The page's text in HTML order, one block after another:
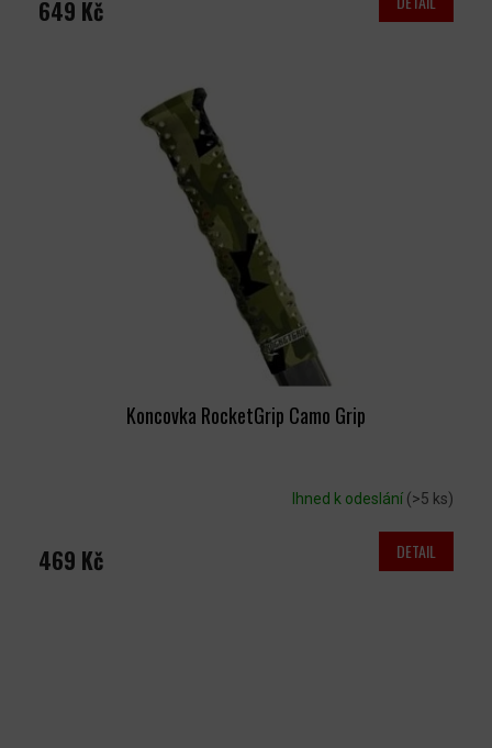
649 Kč
Koncovka RocketGrip Camo Grip
Ihned k odeslání (>5 ks)
469 Kč DETAIL